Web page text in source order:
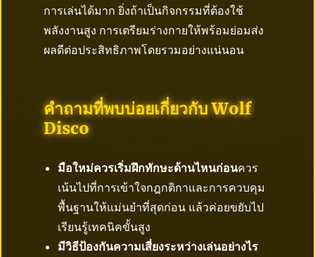
การเล่นได้มาก ยิ่งถ้าเป็นกิจกรรมที่ต้องใช้
พลังงานสูง การเตรียมร่างกายให้พร้อมย่อมส่ง
ผลดีต่อประสิทธิภาพโดยรวมอย่างแน่นอน
คำถามที่พบบ่อยเกี่ยวกับ Wolf
Disco
มือใหม่ควรเริ่มฝึกทักษะด้านไหนก่อนควร
เน้นไปที่การเข้าใจกฎกติกาและการควบคุม
พื้นฐานให้แม่นยำที่สุดก่อน แล้วค่อยขยับไป
เรียนรู้เทคนิคขั้นสูง
มีวิธีป้องกันความเสี่ยงระหว่างเล่นอย่างไร